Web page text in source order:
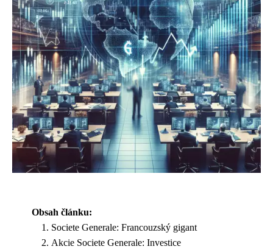
Obsah článku:
Societe Generale: Francouzský gigant
Akcie Societe Generale: Investice